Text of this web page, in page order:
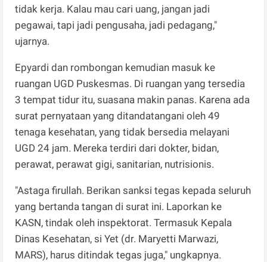
tidak kerja. Kalau mau cari uang, jangan jadi
pegawai, tapi jadi pengusaha, jadi pedagang,"
ujarnya.
Epyardi dan rombongan kemudian masuk ke
ruangan UGD Puskesmas. Di ruangan yang tersedia
3 tempat tidur itu, suasana makin panas. Karena ada
surat pernyataan yang ditandatangani oleh 49
tenaga kesehatan, yang tidak bersedia melayani
UGD 24 jam. Mereka terdiri dari dokter, bidan,
perawat, perawat gigi, sanitarian, nutrisionis.
"Astaga firullah. Berikan sanksi tegas kepada seluruh
yang bertanda tangan di surat ini. Laporkan ke
KASN, tindak oleh inspektorat. Termasuk Kepala
Dinas Kesehatan, si Yet (dr. Maryetti Marwazi,
MARS), harus ditindak tegas juga," ungkapnya.